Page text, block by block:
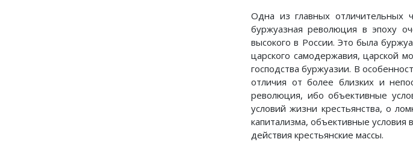
Одна из главных
буржуазная революция в эпоху
высокого в России. Это была
царского самодержавия, царской
господства буржуазии. В
отличия от более близких и
революция, ибо объективные
условий жизни крестьянства, о
капитализма, объективные условия
действия крестьянские массы.